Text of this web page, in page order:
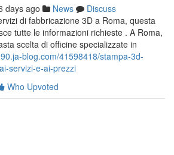
days ago News
Discuss
di fabbricazione 3D a Roma, questa
tutte le informazioni richieste . A Roma,
scelta di officine specializzate in
blog.com/41598418/stampa-3d-
servizi-e-ai-prezzi
Who Upvoted